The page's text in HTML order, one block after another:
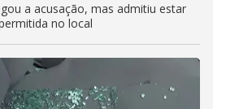
a acusação, mas admitiu estar
no local